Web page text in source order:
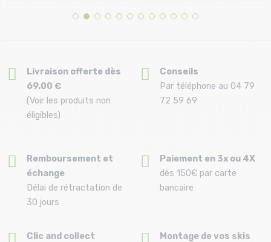
Livraison offerte dès
69.00 €
(Voir les produits non
éligibles)
Conseils
Par téléphone au 04 79
72 59 69
Remboursement et
échange
Délai de rétractation de
30 jours
Paiement en 3x ou 4X
dès 150€ par carte
bancaire
Clic and collect
Montage de vos skis